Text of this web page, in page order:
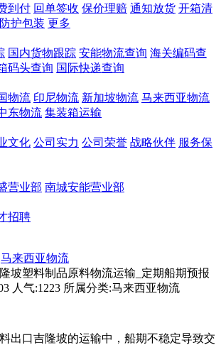
到付 回单签收 保价理赔 通知放货 开箱清
防护包装 更多
国内货物跟踪 安能物流查询 海关编码查
码头查询 国际快递查询
物流 印尼物流 新加坡物流 马来西亚物流
东物流 集装箱运输
文化 公司实力 公司荣誉 战略伙伴 服务保
营业部 南城安能营业部
招聘
马来西亚物流
坡塑料制品原料物流运输_定期船期预报​
人气:1223 所属分类:马来西亚物流
出口吉隆坡的运输中，船期不稳定导致交